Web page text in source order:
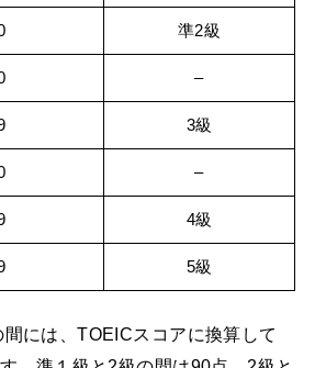
準2級
–
3級
–
4級
5級
には、TOEICスコアに換算して